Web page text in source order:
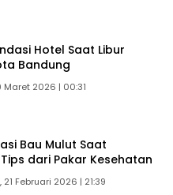
Hotel Saat Libur
Bandung
Maret 2026 | 00:31
Bau Mulut Saat
dari Pakar Kesehatan
21 Februari 2026 | 21:39